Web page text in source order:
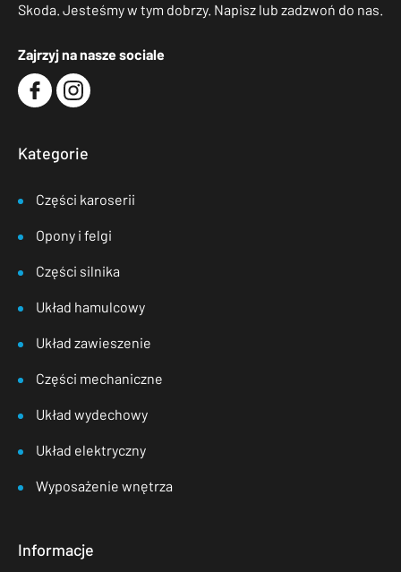
Skoda. Jesteśmy w tym dobrzy. Napisz lub zadzwoń do nas.
Zajrzyj na nasze sociale
Kategorie
Części karoserii
Opony i felgi
Części silnika
Układ hamulcowy
Układ zawieszenie
Części mechaniczne
Układ wydechowy
Układ elektryczny
Wyposażenie wnętrza
Informacje